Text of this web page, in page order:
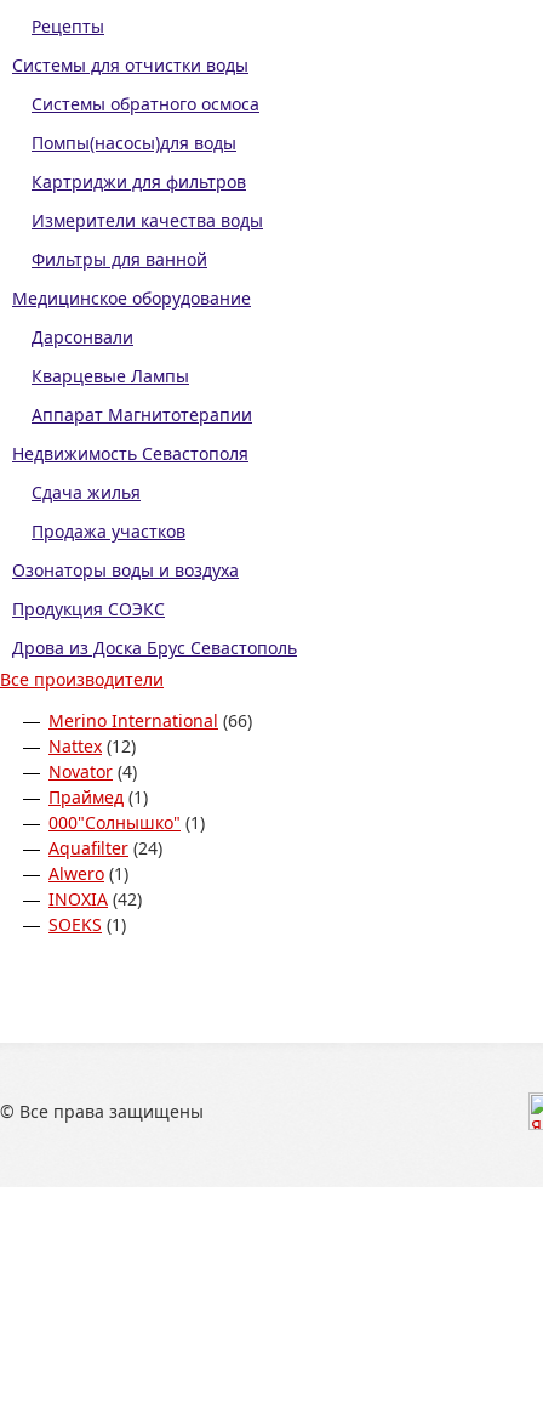
Рецепты
Системы для отчистки воды
Системы обратного осмоса
Помпы(насосы)для воды
Картриджи для фильтров
Измерители качества воды
Фильтры для ванной
Медицинское оборудование
Дарсонвали
Кварцевые Лампы
Аппарат Магнитотерапии
Недвижимость Севастополя
Сдача жилья
Продажа участков
Озонаторы воды и воздуха
Продукция СОЭКС
Дрова из Доска Брус Севастополь
Все производители
Merino International (66)
Nattex (12)
Novator (4)
Праймед (1)
000"Солнышко" (1)
Aquafilter (24)
Аlwero (1)
INOXIA (42)
SOEKS (1)
© Все права защищены